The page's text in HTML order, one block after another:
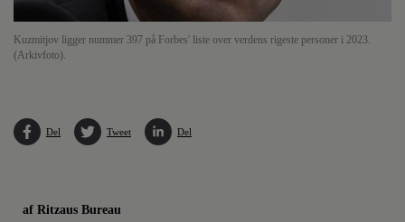
Kuzmitjov ligger nummer 397 på Forbes' liste over verdens rigeste personer i 2023.
(Arkivfoto).
Del Tweet Del
af Ritzaus Bureau